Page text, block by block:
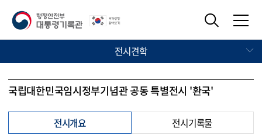
전시견학
국립대한민국임시정부기념관 공동 특별전시 '환국'
전시개요 전시기록물